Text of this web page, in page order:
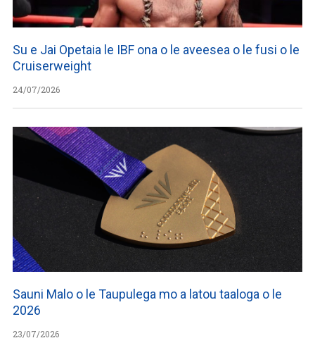
Su e Jai Opetaia le IBF ona o le aveesea o le fusi o le
Cruiserweight
24/07/2026
Sauni Malo o le Taupulega mo a latou taaloga o le
2026
23/07/2026